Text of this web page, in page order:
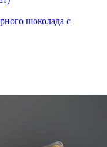
шоколада с